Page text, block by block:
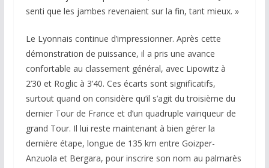
senti que les jambes revenaient sur la fin, tant mieux. »
Le Lyonnais continue d’impressionner. Après cette
démonstration de puissance, il a pris une avance
confortable au classement général, avec Lipowitz à
2’30 et Roglic à 3’40. Ces écarts sont significatifs,
surtout quand on considère qu’il s’agit du troisième du
dernier Tour de France et d’un quadruple vainqueur de
grand Tour. Il lui reste maintenant à bien gérer la
dernière étape, longue de 135 km entre Goizper-
Anzuola et Bergara, pour inscrire son nom au palmarès